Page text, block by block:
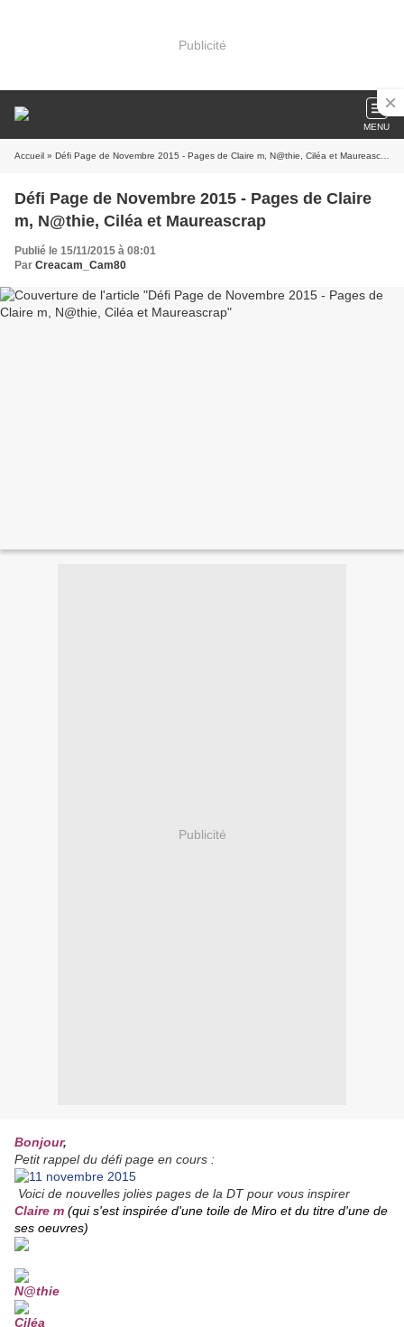
Publicité
MENU
Accueil » Défi Page de Novembre 2015 - Pages de Claire m, N@thie, Ciléa et Maureascrap
Défi Page de Novembre 2015 - Pages de Claire
m, N@thie, Ciléa et Maureascrap
Publié le 15/11/2015 à 08:01
Par Creacam_Cam80
Publicité
Bonjour,
Petit rappel du défi page en cours :
Voici de nouvelles jolies pages de la DT pour vous inspirer
Claire m (qui s'est inspirée d'une toile de Miro et du titre d'une de
ses oeuvres)
N@thie
Ciléa